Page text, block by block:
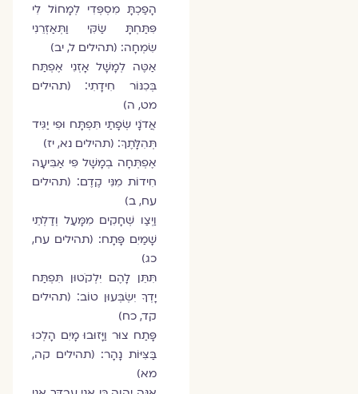
הָפַכְתָּ מִסְפְּדִי לְמָחוֹל לִי
פִּתַּחְתָּ שַׂקִּי וַתְּאַזְּרֵנִי
שִׂמְחָה: (תהילים ל, יב)
אַטֶּה לְמָשָׁל אָזְנִי אֶפְתַּח
בְּכִנּוֹר חִידָתִי׃ (תהילים
מט, ה)
אֲדֹנָי שְׂפָתַי תִּפְתָּח וּפִי יַגִּיד
תְּהִלָּתֶךָ׃ (תהילים נא, יז)
אֶפְתְּחָה בְמָשָׁל פִּי אַבִּיעָה
חִידוֹת מִנִּי קֶדֶם׃ (תהילים
עח, ב)
וַיְצַו שְׁחָקִים מִמָּעַל וְדַלְתֵי
שָׁמַיִם פָּתָח: (תהילים עח,
כג)
תִּתֵּן לָהֶם יִלְקֹטוּן תִּפְתַּח
יָדְךָ יִשְׂבְּעוּן טוֹב׃ (תהילים
קד, כח)
פָּתַח צוּר וַיָּזוּבוּ מָיִם הָלְכוּ
בַּצִּיּוֹת נָהָר: (תהילים קה,
מא)